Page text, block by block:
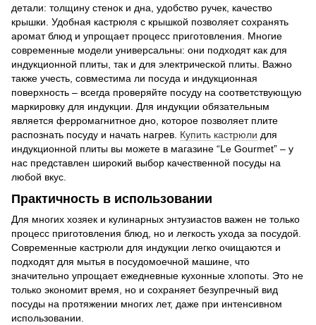
детали: толщину стенок и дна, удобство ручек, качество
крышки. Удобная кастрюля с крышкой позволяет сохранять
аромат блюд и упрощает процесс приготовления. Многие
современные модели универсальны: они подходят как для
индукционной плиты, так и для электрической плиты. Важно
также учесть, совместима ли посуда и индукционная
поверхность – всегда проверяйте посуду на соответствующую
маркировку для индукции. Для индукции обязательным
является ферромагнитное дно, которое позволяет плите
распознать посуду и начать нагрев. Купить кастрюли для
индукционной плиты вы можете в магазине “Le Gourmet” – у
нас представлен широкий выбор качественной посуды на
любой вкус.
Практичность в использовании
Для многих хозяек и кулинарных энтузиастов важен не только
процесс приготовления блюд, но и легкость ухода за посудой.
Современные кастрюли для индукции легко очищаются и
подходят для мытья в посудомоечной машине, что
значительно упрощает ежедневные кухонные хлопоты. Это не
только экономит время, но и сохраняет безупречный вид
посуды на протяжении многих лет, даже при интенсивном
использовании.